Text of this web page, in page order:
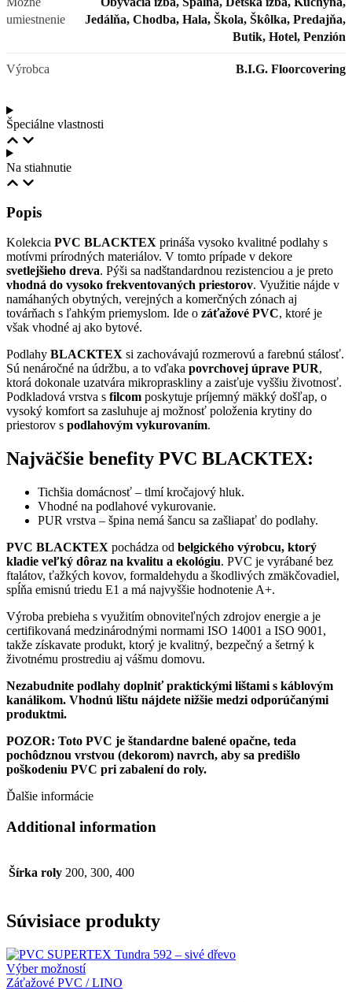
umiestnenie
Jedálňa, Chodba, Hala, Škola, Škôlka, Predajňa,
Butik, Hotel, Penzión
Výrobca B.I.G. Floorcovering
Špeciálne vlastnosti
Na stiahnutie
Popis
Kolekcia PVC BLACKTEX prináša vysoko kvalitné podlahy s
motívmi prírodných materiálov. V tomto prípade v dekore
svetlejšieho dreva. Pýši sa nadštandardnou rezistenciou a je preto
vhodná do vysoko frekventovaných priestorov. Využitie nájde v
namáhaných obytných, verejných a komerčných zónach aj
továrňach s ľahkým priemyslom. Ide o záťažové PVC, ktoré je
však vhodné aj ako bytové.
Podlahy BLACKTEX si zachovávajú rozmerovú a farebnú stálosť.
Sú nenáročné na údržbu, a to vďaka povrchovej úprave PUR,
ktorá dokonale uzatvára mikropraskliny a zaisťuje vyššiu životnosť.
Podkladová vrstva s filcom poskytuje príjemný mäkký došľap, o
vysoký komfort sa zasluhuje aj možnosť položenia krytiny do
priestorov s podlahovým vykurovaním.
Najväčšie benefity PVC BLACKTEX:
Tichšia domácnosť – tlmí kročajový hluk.
Vhodné na podlahové vykurovanie.
PUR vrstva – špina nemá šancu sa zašliapať do podlahy.
PVC BLACKTEX pochádza od belgického výrobcu, ktorý
kladie veľký dôraz na kvalitu a ekológiu. PVC je vyrábané bez
ftalátov, ťažkých kovov, formaldehydu a škodlivých zmäkčovadiel,
spĺňa emisnú triedu E1 a má najvyššie hodnotenie A+.
Výroba prebieha s využitím obnoviteľných zdrojov energie a je
certifikovaná medzinárodnými normami ISO 14001 a ISO 9001,
takže získavate produkt, ktorý je kvalitný, bezpečný a šetrný k
životnému prostrediu aj vášmu domovu.
Nezabudnite podlahy doplniť praktickými lištami s káblovým
kanálikom. Vhodnú lištu nájdete nižšie medzi odporúčanými
produktmi.
POZOR: Toto PVC je štandardne balené opačne, teda
pochôdznou vrstvou (dekorom) navrch, aby sa predišlo
poškodeniu PVC pri zabalení do roly.
Ďalšie informácie
Additional information
Šírka roly 200, 300, 400
Súvisiace produkty
Výber možnostíTento
produkt
Záťažové PVC / LINO